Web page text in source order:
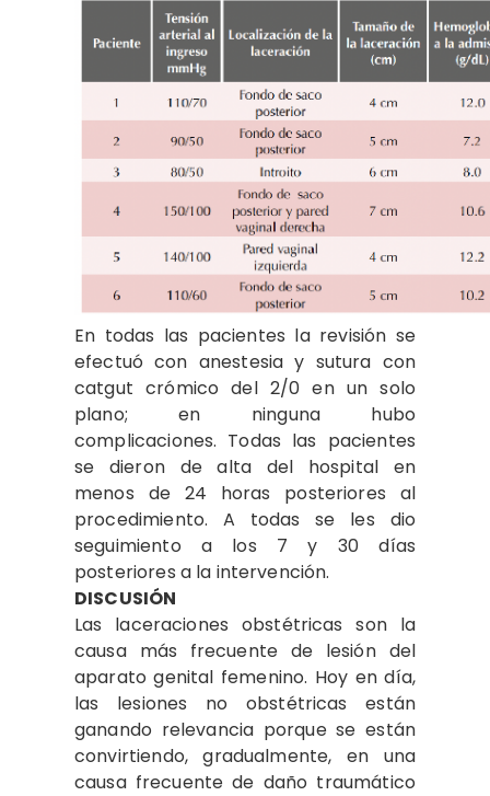
En todas las pacientes la revisión se
efectuó con anestesia y sutura con
catgut crómico del 2/0 en un solo
plano; en ninguna hubo
complicaciones. Todas las pacientes
se dieron de alta del hospital en
menos de 24 horas posteriores al
procedimiento. A todas se les dio
seguimiento a los 7 y 30 días
posteriores a la intervención.
DISCUSIÓN
Las laceraciones obstétricas son la
causa más frecuente de lesión del
aparato genital femenino. Hoy en día,
las lesiones no obstétricas están
ganando relevancia porque se están
convirtiendo, gradualmente, en una
causa frecuente de daño traumático